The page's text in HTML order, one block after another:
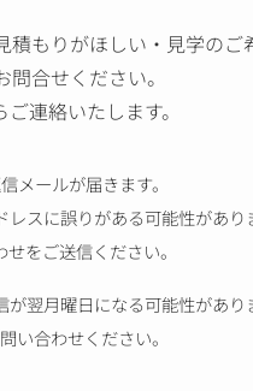
積もりがほしい・見学のご
合せください。
連絡いたします。
メールが届きます。
スに誤りがある可能性があり
をご送信ください。
翌月曜日になる可能性があり
い合わせください。